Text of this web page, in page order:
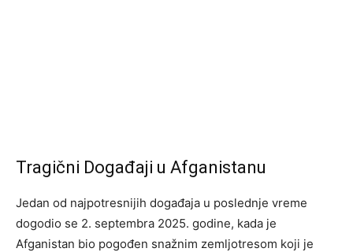
Tragični Događaji u Afganistanu
Jedan od najpotresnijih događaja u poslednje vreme
dogodio se 2. septembra 2025. godine, kada je
Afganistan bio pogođen snažnim zemljotresom koji je